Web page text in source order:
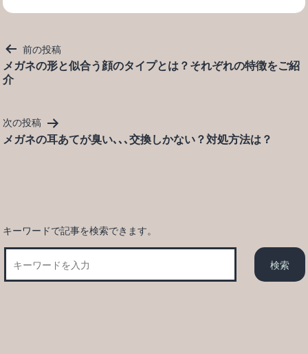
投
稿
ナ
ゲ
ー
シ
前の投稿
メガネの形と似合う顔のタイプとは？それぞれの特徴をご紹
介
次の投稿
メガネの耳あてが臭い､､､交換しかない？対処方法は？
キーワードで記事を検索できます。